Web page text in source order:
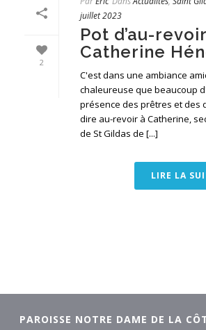
2
juillet 2023
Pot d’au-
Catherine
C'est dans une ambiance
chaleureuse que beaucoup
présence des prêtres et des
dire au-revoir à Catherine,
de St Gildas de [...]
LIRE LA
PAROISSE NOTRE DAME DE LA